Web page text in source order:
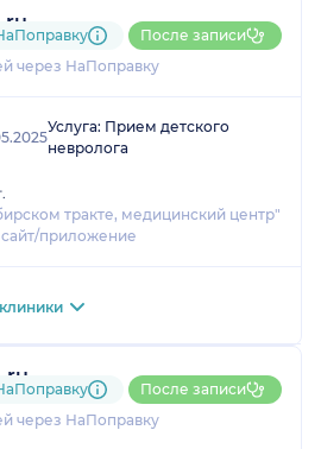
через НаПоправку
После записи
Услуга: Прием детского
невролога
тракте, медицинский центр"
приложение
через НаПоправку
После записи